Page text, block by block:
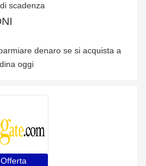
scadenza
denaro se si acquista a
oggi
Offerta